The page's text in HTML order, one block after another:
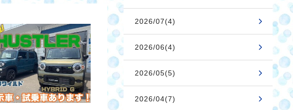
2026/07(4)
2026/06(4)
2026/05(5)
2026/04(7)